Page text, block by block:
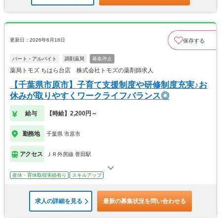
更新日：2026年6月18日 保存する
パート・アルバイト 調剤薬局 募集停止
薬局トモズ ちはら台店 株式会社トモズの薬剤師求人
【千葉県市原市】子育て支援制度や研修制度充実♪お
休みが取りやすくワークライフバランス◎
給与 【時給】2,200円～
勤務地 千葉県 市原市
アクセス ＪＲ外房線 誉田駅
産休・育休取得実績有り スキルアップ
求人の詳細を見る 最新の募集状況を問い合わせる